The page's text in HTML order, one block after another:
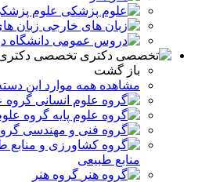
علوم
زبان
تخصصی
باز گشت
مشاهده همه موارد این
گروه
گروه
منابع طبیعی
گروه هنر